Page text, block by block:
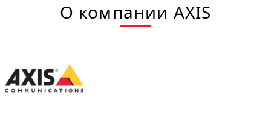
О компании AXIS